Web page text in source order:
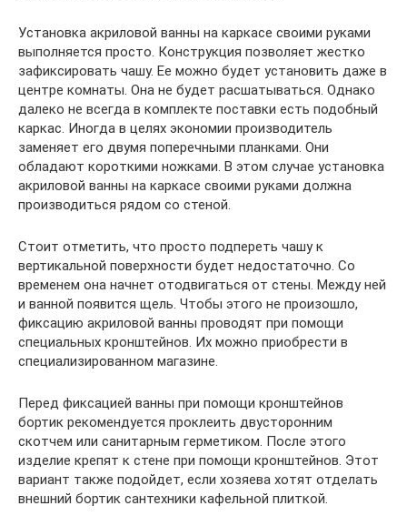
Установка акриловой ванны на каркасе своими руками
выполняется просто. Конструкция позволяет жестко
зафиксировать чашу. Ее можно будет установить даже в
центре комнаты. Она не будет расшатываться. Однако
далеко не всегда в комплекте поставки есть подобный
каркас. Иногда в целях экономии производитель
заменяет его двумя поперечными планками. Они
обладают короткими ножками. В этом случае установка
акриловой ванны на каркасе своими руками должна
производиться рядом со стеной.
Стоит отметить, что просто подпереть чашу к
вертикальной поверхности будет недостаточно. Со
временем она начнет отодвигаться от стены. Между ней
и ванной появится щель. Чтобы этого не произошло,
фиксацию акриловой ванны проводят при помощи
специальных кронштейнов. Их можно приобрести в
специализированном магазине.
Перед фиксацией ванны при помощи кронштейнов
бортик рекомендуется проклеить двусторонним
скотчем или санитарным герметиком. После этого
изделие крепят к стене при помощи кронштейнов. Этот
вариант также подойдет, если хозяева хотят отделать
внешний бортик сантехники кафельной плиткой.